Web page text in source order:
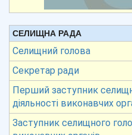
СЕЛИЩНА РАДА
Селищний голова
Секретар ради
Перший заступник
діяльності виконавчих
Заступник селищного